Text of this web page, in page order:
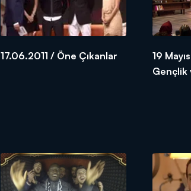
17.06.2011 / Öne Çıkanlar
19
Gençlik